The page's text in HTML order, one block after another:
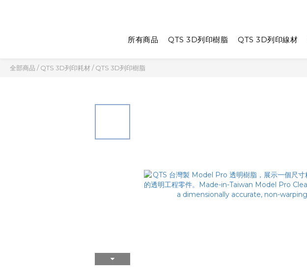
所有商品 QTS 3D列印樹脂 QTS 3D列印線材
全部商品 /QTS 3D列印耗材/QTS 3D列印樹脂